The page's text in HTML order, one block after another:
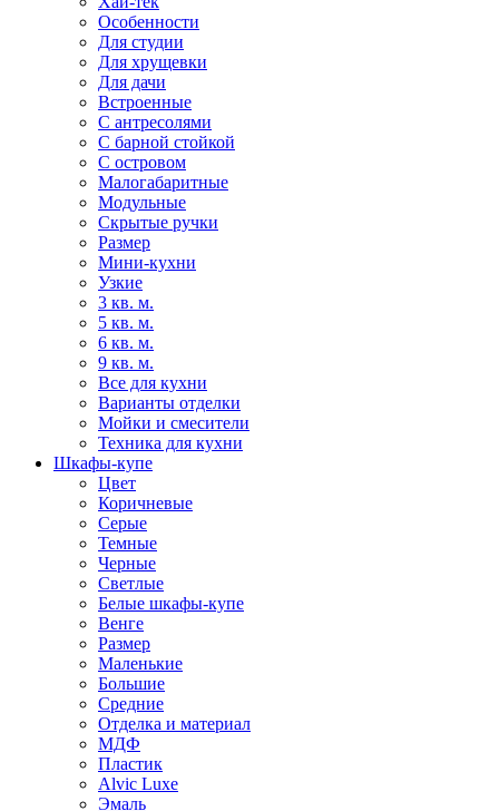
Особенности
Для студии
Для хрущевки
Для дачи
Встроенные
С антресолями
С барной стойкой
С островом
Малогабаритные
Модульные
Скрытые ручки
Размер
Мини-кухни
Узкие
3 кв. м.
5 кв. м.
6 кв. м.
9 кв. м.
Все для кухни
Варианты отделки
Мойки и смесители
Техника для кухни
Шкафы-купе
Цвет
Коричневые
Серые
Темные
Черные
Светлые
Белые шкафы-купе
Венге
Размер
Маленькие
Большие
Средние
Отделка и материал
МДФ
Пластик
Alvic Luxe
Эмаль